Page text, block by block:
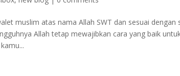
muslim atas nama Allah SWT dan sesuai dengan
Allah tetap mewajibkan cara yang baik